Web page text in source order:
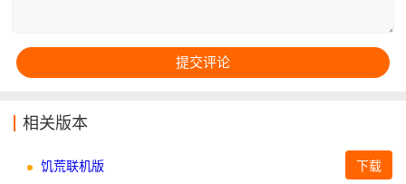
相关版本
饥荒联机版 下载